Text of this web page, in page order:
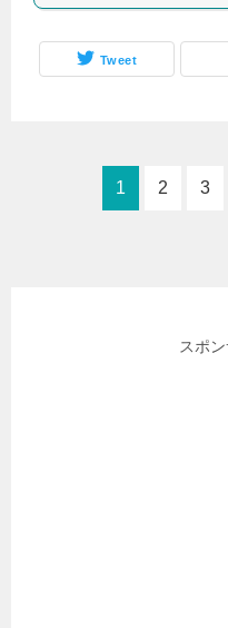
Tweet
1 2 3
スポ